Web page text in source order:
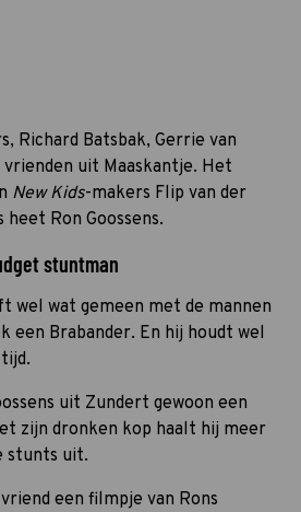
Richard Batsbak, Gerrie van
vrienden uit Maaskantje. Het
New Kids-makers Flip van der
Ron Goossens.
stuntman
wel wat gemeen met de mannen
een Brabander. En hij houdt wel
uit Zundert gewoon een
zijn dronken kop haalt hij meer
stunts uit.
een filmpje van Rons